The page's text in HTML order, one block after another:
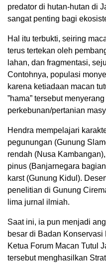
predator di hutan-hutan di
sangat penting bagi
Hal itu terbukti, seiring
terus tertekan oleh
lahan, dan fragmentasi,
Contohnya, populasi
karena ketiadaan macan
”hama” tersebut
perkebunan/pertanian
Hendra mempelajari
pegunungan (Gunung
rendah (Nusa
pinus (Banjarnegara
karst (Gunung Kidul).
penelitian di Gunung
lima jurnal ilmiah.
Saat ini, ia pun menjadi
besar di Badan
Ketua Forum Macan Tutul
tersebut menghasilkan